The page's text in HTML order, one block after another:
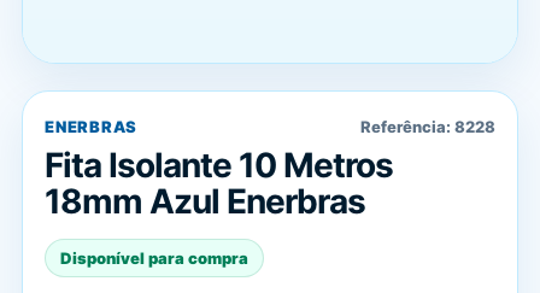
ENERBRAS Referência: 8228
Fita Isolante 10 Metros
18mm Azul Enerbras
Disponível para compra